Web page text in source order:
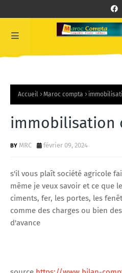
Accueil Maroc compta
immobilisation
MRC février 09, 2024
s'il vous plaît société agricole
même je veux savoir et ce que
ciments, fer, les portes, les
comme des charges ou bien
d'avance